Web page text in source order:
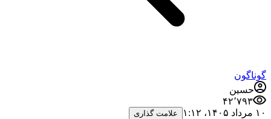
گوناگون
حسین
۴۲٬۷۹۳
۱۰ مرداد ۱۴۰۵،‏ ۱:۱۲
علامت گذاری